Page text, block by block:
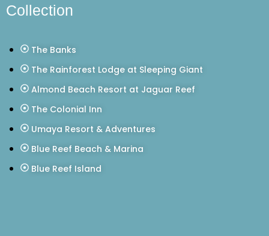
Collection
The Banks
The Rainforest Lodge at Sleeping Giant
Almond Beach Resort at Jaguar Reef
The Colonial Inn
Umaya Resort & Adventures
Blue Reef Beach & Marina
Blue Reef Island